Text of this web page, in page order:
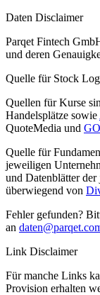
Daten Disclaimer
Parqet Fintech
und deren
Quelle für Stock
Quellen für Kurse
Handelsplätze sowie
QuoteMedia und
Quelle für
jeweiligen
und Datenblätter
überwiegend von
Fehler gefunden?
an
Link Disclaimer
Für manche Links
Provision erhalten